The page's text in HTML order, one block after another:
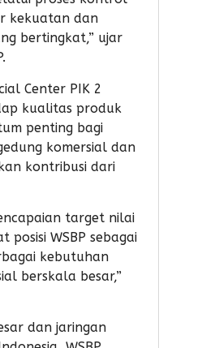
kekuatan dan
bertingkat,” ujar
Center PIK 2
kualitas produk
penting bagi
komersial dan
kontribusi dari
target nilai
WSBP sebagai
kebutuhan
berskala besar,”
dan jaringan